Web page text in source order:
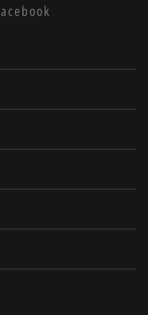
acebook